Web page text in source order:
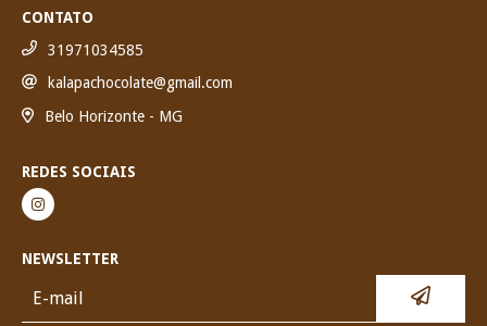
CONTATO
31971034585
kalapachocolate@gmail.com
Belo Horizonte - MG
REDES SOCIAIS
NEWSLETTER